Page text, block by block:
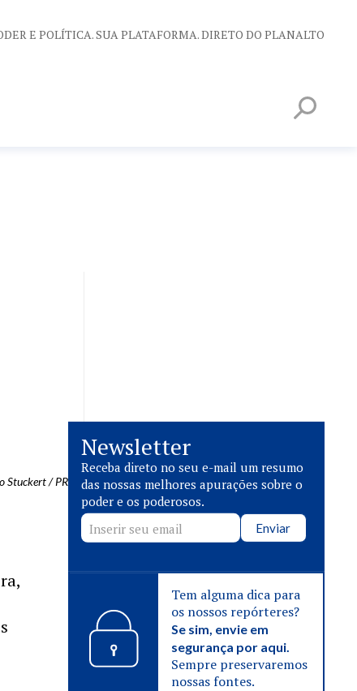
E POLÍTICA. SUA PLATAFORMA. DIRETO DO PLANALTO
Stuckert / PR
Newsletter
Receba direto no seu e-mail um resumo
das nossas melhores apurações sobre o
poder e os poderosos.
Enviar
Tem alguma dica para
os nossos repórteres?
Se sim, envie em
segurança por aqui.
Sempre preservaremos
nossas fontes.